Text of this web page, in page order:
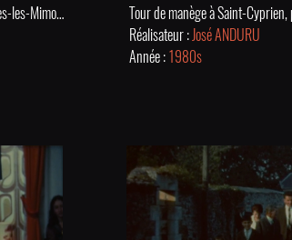
Jeux de billes sur la plage de Bormes-les-Mimosas à proximité du Fort de Brégançon. Puis visite de l'Hôtel Dieu de Beaune (Bourgogne) et vol en deltaplane à Chamonix.
Réalisateur :José ANDURU
Année :1980s